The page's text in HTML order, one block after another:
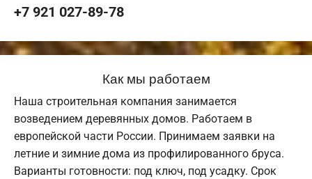
+7 921 027-89-78
Как мы работаем
Наша строительная компания занимается
возведением деревянных домов. Работаем в
европейской части России. Принимаем заявки на
летние и зимние дома из профилированного бруса.
Варианты готовности: под ключ, под усадку. Срок